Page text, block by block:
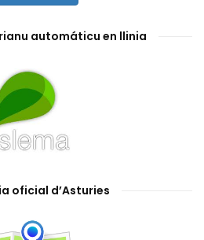
automáticu en llinia
oficial d’Asturies